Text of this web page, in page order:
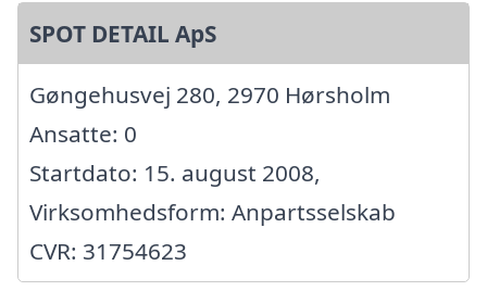
SPOT DETAIL ApS
Gøngehusvej 280, 2970 Hørsholm
Ansatte: 0
Startdato: 15. august 2008,
Virksomhedsform: Anpartsselskab
CVR: 31754623